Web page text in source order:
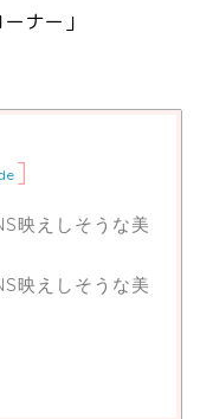
ナー」
]
映えしそうな美
映えしそうな美